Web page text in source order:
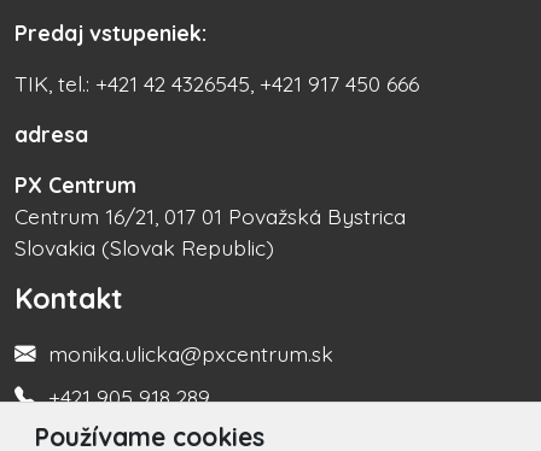
Používame cookies
Predaj vstupeniek:
TIK, tel.: +421 42 4326545, +421 917 450 666
adresa
PX Centrum
Centrum 16/21, 017 01 Považská Bystrica
Slovakia (Slovak Republic)
Kontakt
monika.ulicka@pxcentrum.sk
+421 905 918 289
Turistická informačná kancelária +421 917 450 666